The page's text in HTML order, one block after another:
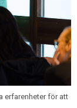
erfarenheter för att